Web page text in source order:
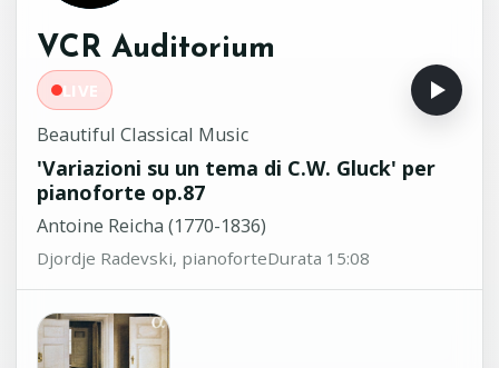
VCR Auditorium
LIVE
Beautiful Classical Music
'Variazioni su un tema di C.W. Gluck' per
pianoforte op.87
Antoine Reicha (1770-1836)
Djordje Radevski, pianoforteDurata 15:08